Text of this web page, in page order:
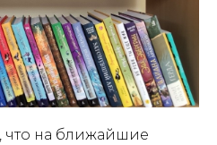
на ближайшие